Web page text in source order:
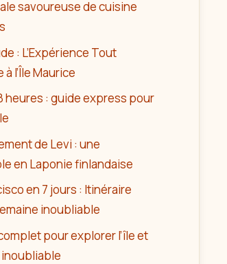
savoureuse de cuisine
: L’Expérience Tout
l’Île Maurice
heures : guide express pour
de Levi : une
en Laponie finlandaise
en 7 jours : Itinéraire
inoubliable
pour explorer l’île et